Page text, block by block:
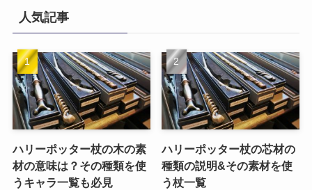
人気記事
ハリーポッター杖の木の素
材の意味は？その種類を使
うキャラ一覧も必見
ハリーポッター杖の芯材の
種類の説明&その素材を使
う杖一覧